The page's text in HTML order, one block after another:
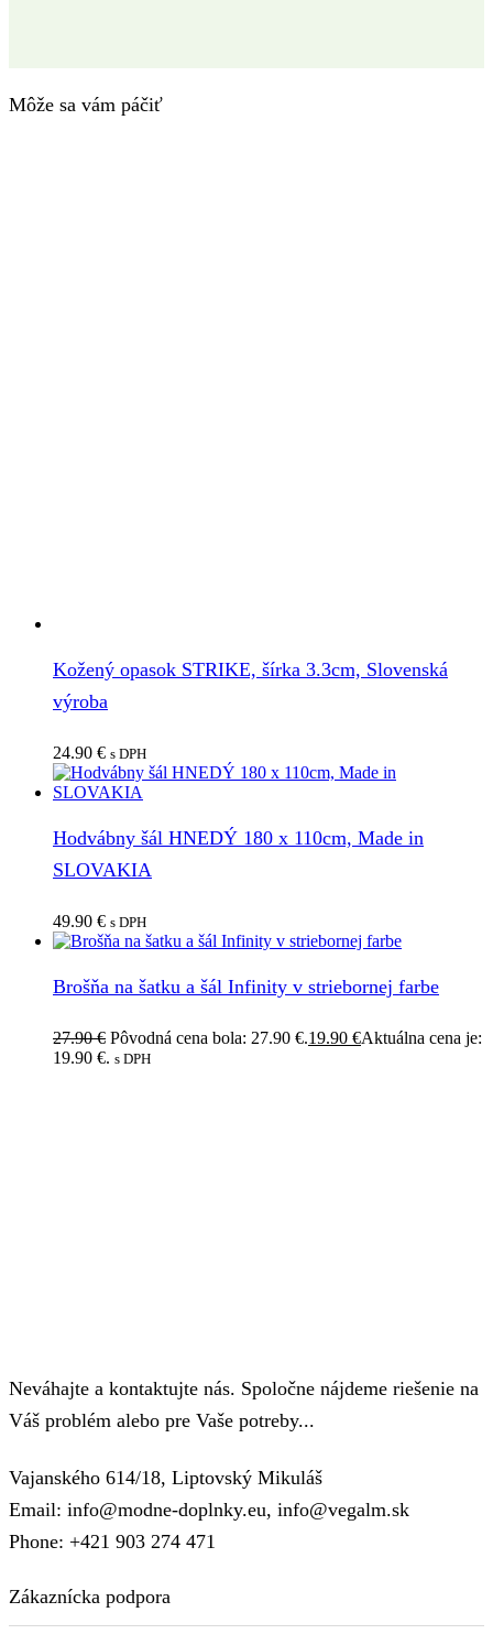
Môže sa vám páčiť
Kožený opasok STRIKE, šírka 3.3cm, Slovenská
výroba
24.90 € s DPH
Hodvábny šál HNEDÝ 180 x 110cm, Made in
SLOVAKIA
49.90 € s DPH
Brošňa na šatku a šál Infinity v striebornej farbe
27.90€ Pôvodná cena bola: 27.90 €.19.90 €Aktuálna cena je:
19.90 €. s DPH
Neváhajte a kontaktujte nás. Spoločne nájdeme riešenie na
Váš problém alebo pre Vaše potreby...
Vajanského 614/18, Liptovský Mikuláš
Email: info@modne-doplnky.eu, info@vegalm.sk
Phone: +421 903 274 471
Zákaznícka podpora